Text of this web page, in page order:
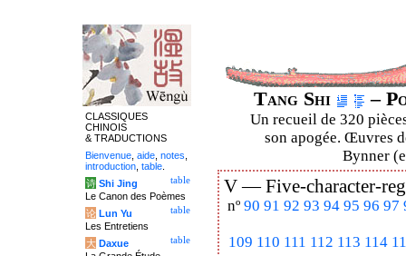
Tang Shi –
Un recueil de 320
son apogée. Œuvres
Bynner
V —Five-character-
nº 90 91 92 93 94 95 96 97
109 110 111 112 113 114
CLASSIQUES
CHINOIS
& TRADUCTIONS
Bienvenue aide notes
introduction table
table
诗 Shi Jing
Le Canon des Poèmes
table
论 Lun Yu
Les Entretiens
table
大 Daxue